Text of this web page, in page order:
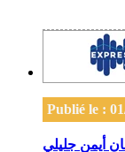
Publié le :